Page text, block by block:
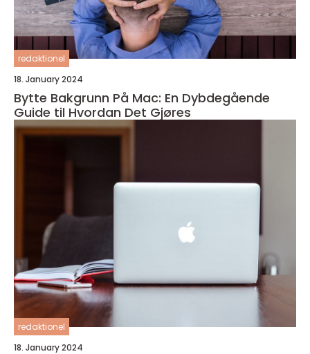
redaktionel
18. January 2024
Bytte Bakgrunn På Mac: En Dybdegående
Guide til Hvordan Det Gjøres
redaktionel
18. January 2024